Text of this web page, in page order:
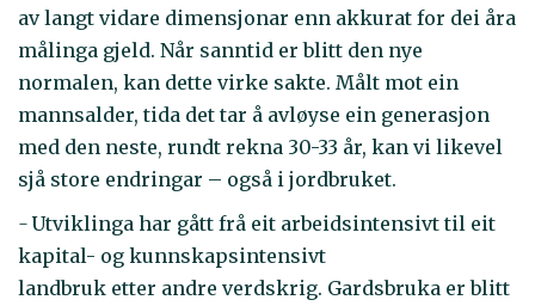
av langt vidare dimensjonar enn akkurat for dei åra
målinga gjeld. Når sanntid er blitt den nye
normalen, kan dette virke sakte. Målt mot ein
mannsalder, tida det tar å avløyse ein generasjon
med den neste, rundt rekna 30-33 år, kan vi likevel
sjå store endringar – også i jordbruket.
-Utviklinga har gått frå eit arbeidsintensivt til eit
kapital- og kunnskapsintensivt
landbruk etter andre verdskrig. Gardsbruka er blitt